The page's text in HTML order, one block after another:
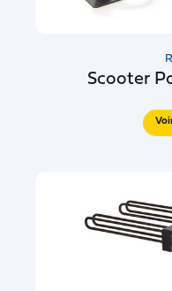
Scooter